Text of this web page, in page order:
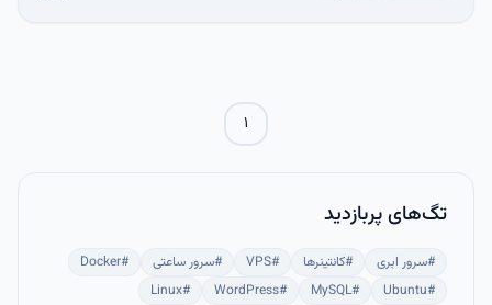
۱
تگ‌های پربازدید
#سرور ابری #کانتینرها #
VPS
#سرور ساعتی #
Docker
#
Ubuntu
#
MySQL
#
WordPress
#
Linux